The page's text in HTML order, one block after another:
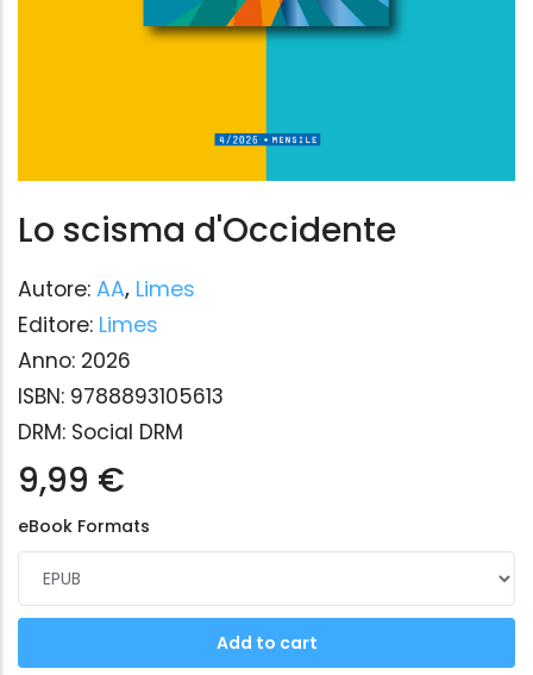
Lo scisma d'Occidente
Autore: AA, Limes
Editore: Limes
Anno: 2026
ISBN: 9788893105613
DRM: Social DRM
9,99 €
eBook Formats